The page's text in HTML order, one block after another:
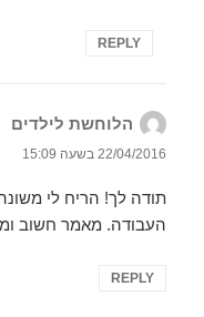
REPLY
הלוחשת לילדים
22/04/2016 בשעה 15:09
תודה לך! הריח לי
העבודה. מאמר חשוב
REPLY